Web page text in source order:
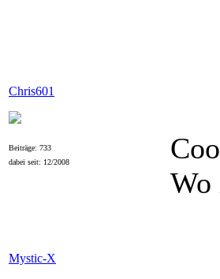
Chris601
Beiträge: 733
dabei seit: 12/2008
Wo
Mystic-X